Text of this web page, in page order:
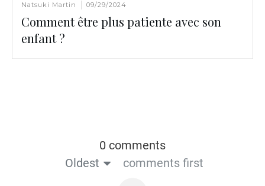
Natsuki Martin 09/29/2024
Comment être plus patiente avec son
enfant ?
0 comments
Oldest
comments first